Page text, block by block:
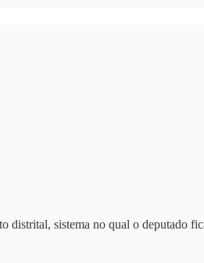
distrital, sistema no qual o deputado